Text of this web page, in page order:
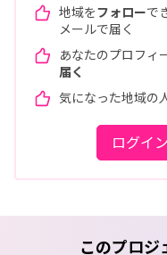
地域をフォローで
メールで届く
あなたのプロフィ
届く
気になった地域の
ログイ
このプロジ